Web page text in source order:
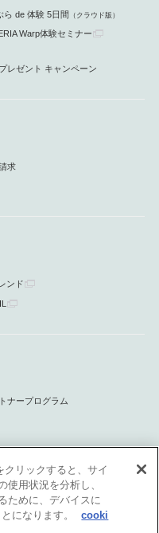
ら de 体験 5日間 （クラウド版）
Warp体験セミナー
レゼント キャンペーン
求
ンド
ナープログラム
クリックすると、サイ
使用状況を分析し、
ために、デバイスに
になります。
cooki